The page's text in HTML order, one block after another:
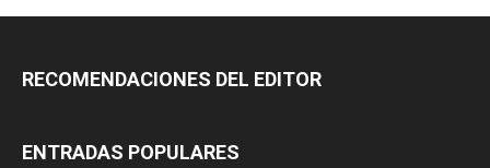
RECOMENDACIONES DEL EDITOR
ENTRADAS POPULARES